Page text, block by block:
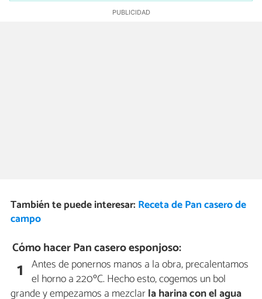
También te puede interesar: Receta de Pan casero de
campo
Cómo hacer Pan casero esponjoso:
1 Antes de ponernos manos a la obra, precalentamos
el horno a 220ºC. Hecho esto, cogemos un bol
grande y empezamos a mezclarla harina con el agua